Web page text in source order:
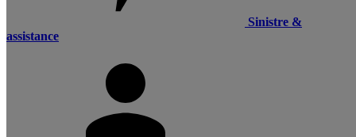
Sinistre &
assistance